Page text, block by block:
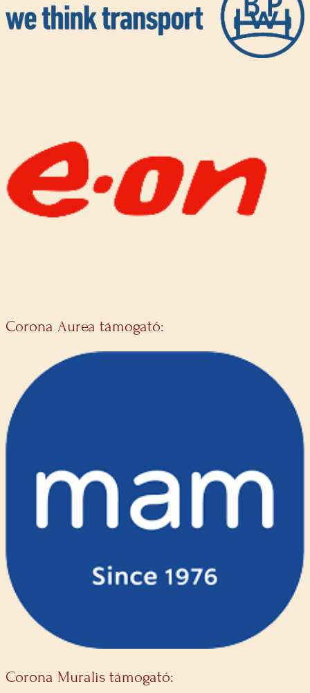
Corona Aurea támogató:
Corona Muralis támogató: